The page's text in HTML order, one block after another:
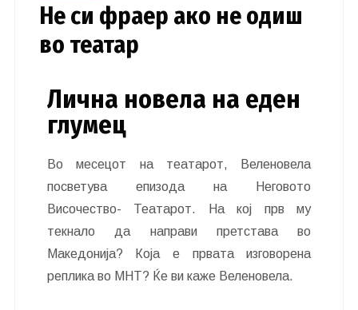
Не си фраер ако не одиш
во театар
Лична новела на еден
глумец
Во месецот на театарот, Веленовела
посветува епизода на Неговото
Височество- Театарот. На кој прв му
текнало да направи претстава во
Македонија? Која е првата изговорена
реплика во МНТ? Ќе ви каже Веленовела.